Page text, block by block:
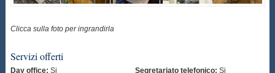
Clicca sulla foto per ingrandirla
Servizi offerti
Day office: Si
Segretariato telefonico: Si